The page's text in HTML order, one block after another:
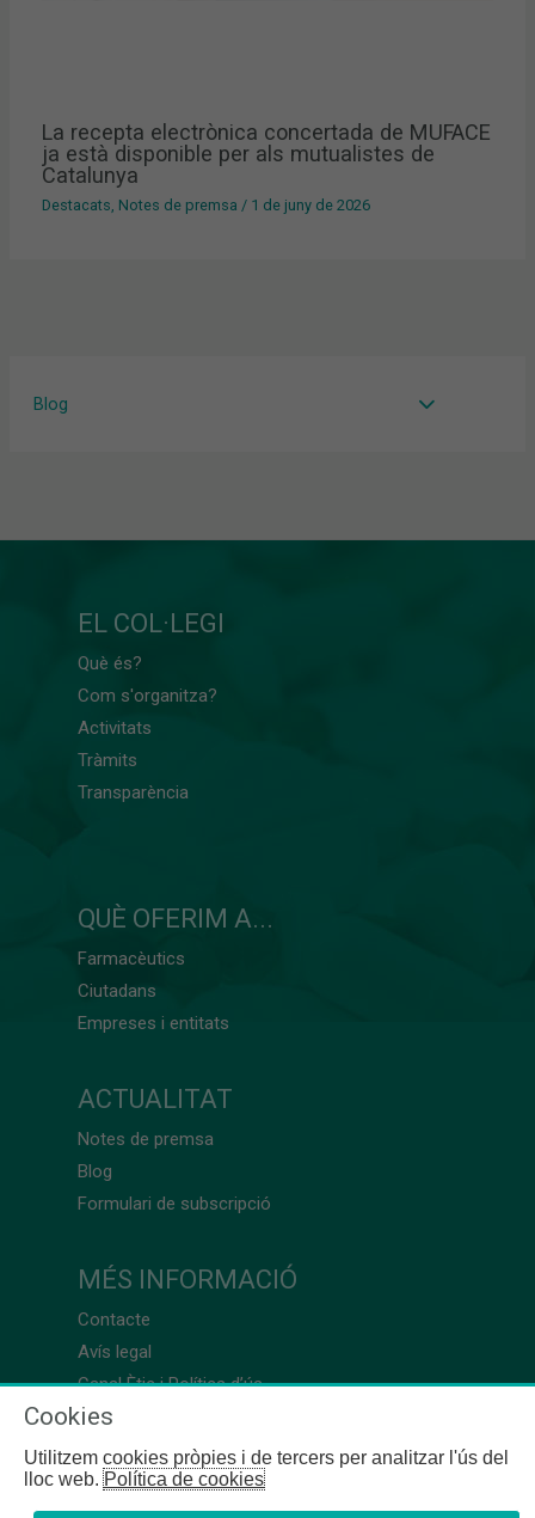
Blog
La recepta electrònica concertada de MUFACE
ja està disponible per als mutualistes de
Catalunya
Destacats, Notes de premsa / 1 de juny de 2026
EL COL·LEGI
Què és?
Com s'organitza?
Activitats
Tràmits
Transparència
QUÈ OFERIM A...
Farmacèutics
Ciutadans
Empreses i entitats
ACTUALITAT
Notes de premsa
Blog
Formulari de subscripció
MÉS INFORMACIÓ
Contacte
Avís legal
Canal Ètic i Política d’ús
Cookies
Utilitzem cookies pròpies i de tercers per analitzar l'ús del
lloc web.Política de cookies